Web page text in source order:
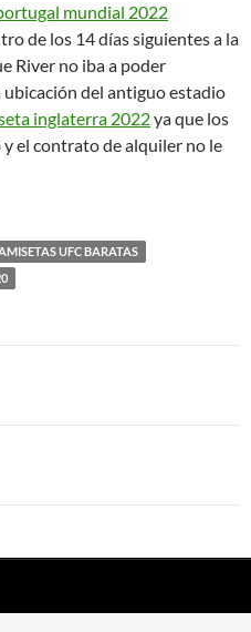
mundial 2022
de los 14 días siguientes a la
River no iba a poder
del antiguo estadio
inglaterra 2022ya que los
el contrato de alquiler no le
UFC BARATAS